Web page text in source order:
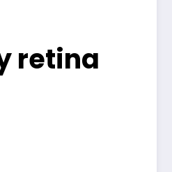
retina